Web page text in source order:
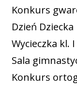
Konkurs
Dzień Dziecka
Wycieczka kl.
Sala
Konkurs